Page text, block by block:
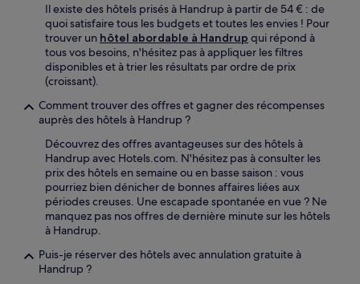
Il existe des hôtels prisés à Handrup à partir de 54 € : de
quoi satisfaire tous les budgets et toutes les envies ! Pour
trouver un hôtel abordable à Handrup qui répond à
tous vos besoins, n'hésitez pas à appliquer les filtres
disponibles et à trier les résultats par ordre de prix
(croissant).
Comment trouver des offres et gagner des récompenses
auprès des hôtels à Handrup ?
Découvrez des offres avantageuses sur des hôtels à
Handrup avec Hotels.com. N'hésitez pas à consulter les
prix des hôtels en semaine ou en basse saison : vous
pourriez bien dénicher de bonnes affaires liées aux
périodes creuses. Une escapade spontanée en vue ? Ne
manquez pas nos offres de dernière minute sur les hôtels
à Handrup.
Puis-je réserver des hôtels avec annulation gratuite à
Handrup ?